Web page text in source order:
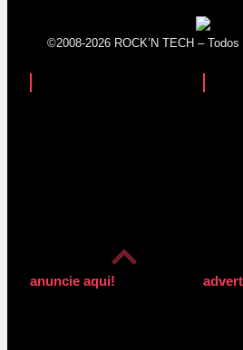
©2008-2026 ROCK’N TECH –
anuncie aqui!